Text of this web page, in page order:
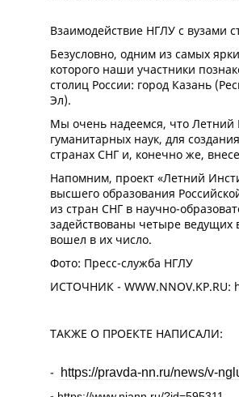
Взаимодействие НГЛУ с вузами
Безусловно, одним из самых
которого наши участники
столиц России: город Казань
Эл).
Мы очень надеемся, что Летний
гуманитарных наук, для
странах СНГ и, конечно же,
Напомним, проект «Летний
высшего образования
из стран СНГ в научно-
задействованы четыре ведущих
вошел в их число.
Фото: Пресс-служба НГЛУ
ИСТОЧНИК -
ТАКЖЕ О ПРОЕКТЕ НАПИСАЛИ:
- https://pravda-nn.ru/news/v-